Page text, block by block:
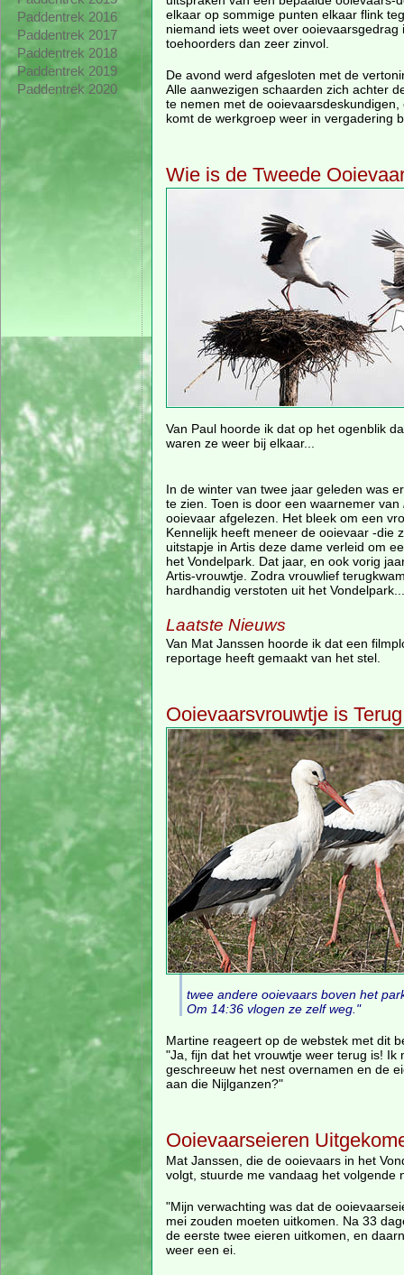
Paddentrek 2016
Paddentrek 2017
Paddentrek 2018
Paddentrek 2019
Paddentrek 2020
elkaar op sommige punten elkaar flink
niemand iets weet over
toehoorders dan zeer zinvol.
De avond werd afgesloten met de
Alle aanwezigen schaarden zich achter
te nemen met de
komt de werkgroep weer in vergadering
Wie is de Tweede
Van Paul hoorde ik dat op het ogenblik
waren ze weer bij elkaar...
In de winter van twee jaar geleden was
te zien. Toen is door een waarnemer van
ooievaar afgelezen. Het bleek om een
Kennelijk heeft meneer de ooievaar -die
uitstapje in Artis deze dame verleid om
het Vondelpark. Dat jaar, en ook vorig
Artis-vrouwtje. Zodra vrouwlief
hardhandig verstoten uit het Vondelpark...
Laatste Nieuws
Van Mat Janssen hoorde ik dat een
reportage heeft gemaakt van het stel.
Ooievaarsvrouwtje is Terug
twee andere ooievaars boven het
Om 14:36 vlogen ze zelf weg."
Martine reageert op de webstek met dit
"Ja, fijn dat het vrouwtje weer terug is!
geschreeuw het nest overnamen en de
aan die Nijlganzen?"
Ooievaarseieren
Mat Janssen, die de ooievaars in het
volgt, stuurde me vandaag het volgende
"Mijn verwachting was dat de
mei zouden moeten uitkomen. Na 33
de eerste twee eieren uitkomen, en
weer een ei.